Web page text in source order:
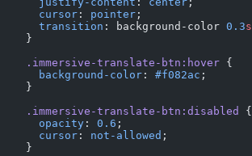
      cursor
: pointer ;
      transition
: background-color 0.3s
    }
    .immersive-translate-btn:hover
{
      background-color
: #f082ac ;
    }
    .immersive-translate-btn:disabled
{
      opacity
: 0.6 ;
      cursor
: not-allowed ;
    }